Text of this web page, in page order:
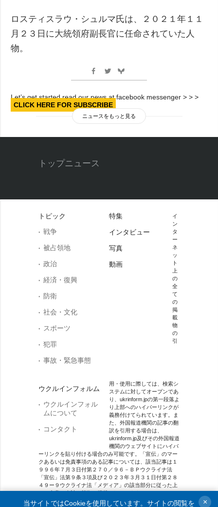
ロスティスラウ・シュルマ氏は、２０２１年１１
月２３日に大統領府副長官に任命されていた人
物。
Let’s get started read our news at facebook messenger > > >
CLICK HERE FOR SUBSCRIBE
ニュースをもっと見る
トップニュース
トピック
戦争
被占領地
政治
経済・復興
防衛
社会・文化
スポーツ
犯罪
事故・緊急事態
ウクルインフォルム
ウクルインフォル
ムについて
コンタクト
特集
インタビュー
写真
動画
イ
ン
タ
ー
ネ
ッ
ト
上
の
全
て
の
掲
載
物
の
引
用・使用に際しては、検索シ
ステムに対してオープンであ
り、ukrinform.jpの第一段落よ
り上部へのハイパーリンクが
義務付けてられています。ま
た、外国報道機関の記事の翻
訳を引用する場合は、
ukrinform.jp及びその外国報道
機関のウェブサイトにハイパ
ーリンクを貼り付ける場合のみ可能です。「宣伝」のマー
クあるいは免責事項のある記事については、該当記事は１
９９６年７月３日付第２７０／９６－ＢＰウクライナ法
「宣伝」法第９条３項及び２０２３年３月３１日付第２８
４９ー９ウクライナ法「メディア」の該当部分に従った上
で、合意／会計を根拠に掲載されています。
当サイトではCookieを使用しています。サイトの閲覧を ×